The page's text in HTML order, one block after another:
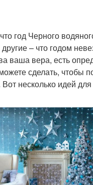
год Черного
другие – что годом
ваша вера, есть
сделать, чтобы
несколько идей